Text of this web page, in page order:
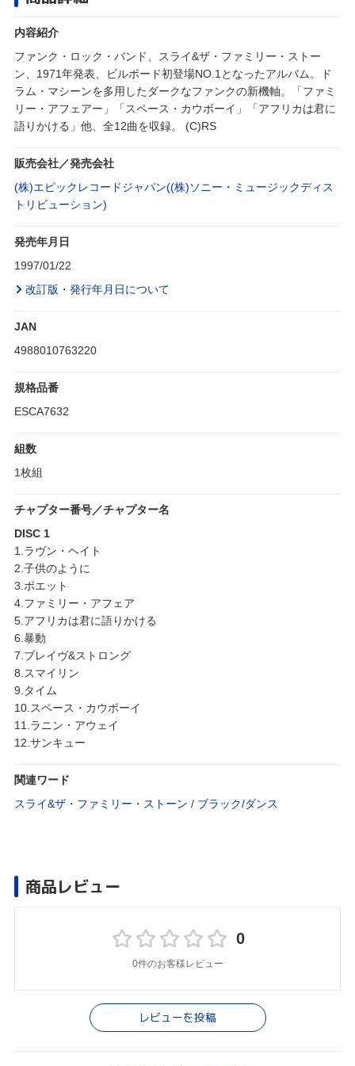
内容紹介
ファンク・ロック・バンド、スライ&ザ・ファミリー・ストー
ン、1971年発表、ビルボード初登場NO.1となったアルバム。ド
ラム・マシーンを多用したダークなファンクの新機軸。「ファミ
リー・アフェアー」「スペース・カウボーイ」「アフリカは君に
語りかける」他、全12曲を収録。 (C)RS
販売会社／発売会社
(株)エピックレコードジャパン((株)ソニー・ミュージックディス
トリビューション)
発売年月日
1997/01/22
改訂版・発行年月日について
JAN
4988010763220
規格品番
ESCA7632
組数
1枚組
チャプター番号／チャプター名
DISC 1
1.ラヴン・ヘイト
2.子供のように
3.ポエット
4.ファミリー・アフェア
5.アフリカは君に語りかける
6.暴動
7.ブレイヴ&ストロング
8.スマイリン
9.タイム
10.スペース・カウボーイ
11.ラニン・アウェイ
12.サンキュー
関連ワード
スライ&ザ・ファミリー・ストーン / ブラック/ダンス
商品レビュー
0
0件のお客様レビュー
レビューを投稿